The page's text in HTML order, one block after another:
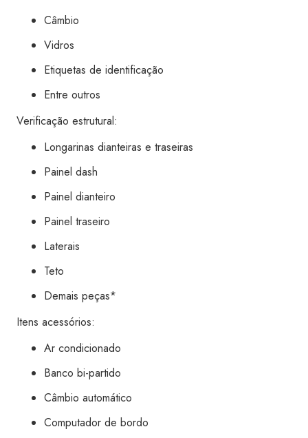
Câmbio
Vidros
Etiquetas de identificação
Entre outros
Verificação estrutural:
Longarinas dianteiras e traseiras
Painel dash
Painel dianteiro
Painel traseiro
Laterais
Teto
Demais peças*
Itens acessórios:
Ar condicionado
Banco bi-partido
Câmbio automático
Computador de bordo